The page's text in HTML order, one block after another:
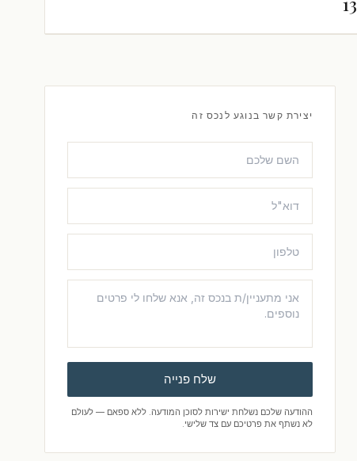
יצירת קשר בנוגע לנכס זה
שלח פנייה
ההודעה שלכם נשלחת ישירות לסוכן המודעה. ללא ספאם — לעולם
לא נשתף את פרטיכם עם צד שלישי.